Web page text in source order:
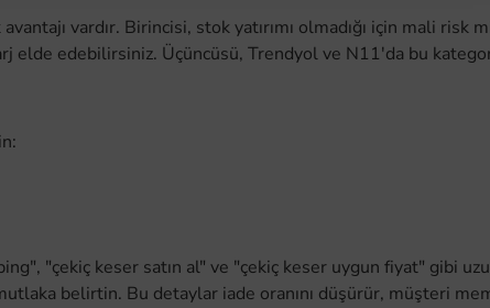
vardır. Birincisi, stok yatırımı olmadığı için mali
edebilirsiniz. Üçüncüsü, Trendyol ve N11'da bu
"çekiç keser satın al" ve "çekiç keser uygun fiyat" gibi
belirtin. Bu detaylar iade oranını düşürür, müşteri